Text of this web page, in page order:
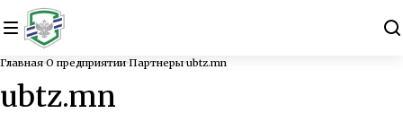
Главная О предприятии Партнеры ubtz.mn
ubtz.mn